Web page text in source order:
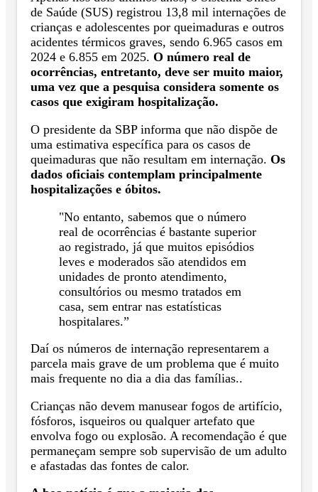
de Saúde (SUS) registrou 13,8 mil internações de
crianças e adolescentes por queimaduras e outros
acidentes térmicos graves, sendo 6.965 casos em
2024 e 6.855 em 2025. O número real de
ocorrências, entretanto, deve ser muito maior,
uma vez que a pesquisa considera somente os
casos que exigiram hospitalização.
O presidente da SBP informa que não dispõe de
uma estimativa específica para os casos de
queimaduras que não resultam em internação. Os
dados oficiais contemplam principalmente
hospitalizações e óbitos.
"No entanto, sabemos que o número
real de ocorrências é bastante superior
ao registrado, já que muitos episódios
leves e moderados são atendidos em
unidades de pronto atendimento,
consultórios ou mesmo tratados em
casa, sem entrar nas estatísticas
hospitalares.”
Daí os números de internação representarem a
parcela mais grave de um problema que é muito
mais frequente no dia a dia das famílias..
Crianças não devem manusear fogos de artifício,
fósforos, isqueiros ou qualquer artefato que
envolva fogo ou explosão. A recomendação é que
permaneçam sempre sob supervisão de um adulto
e afastadas das fontes de calor.